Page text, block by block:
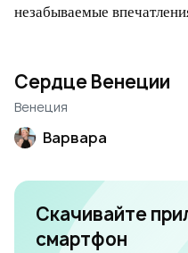
незабываемые
Сердце Венеции
Венеция
Варвара
Скачивайте
смартфон